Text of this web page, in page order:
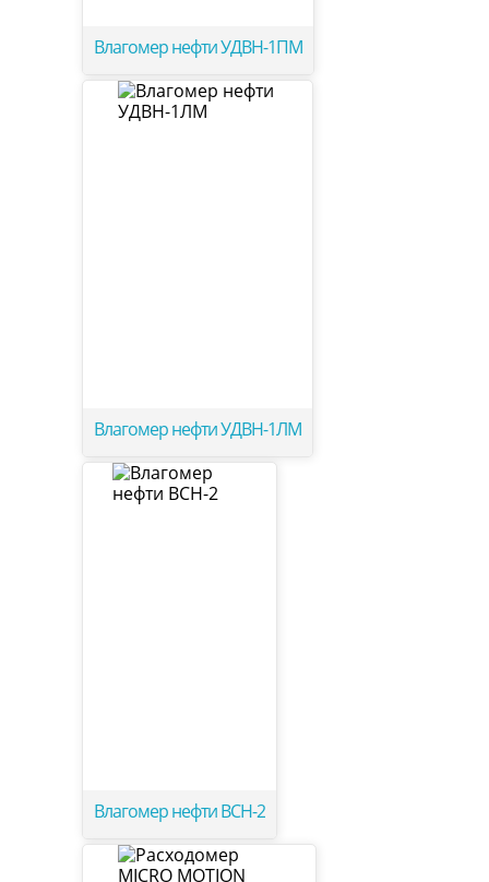
Влагомер нефти УДВН-1ПМ
Влагомер нефти УДВН-1ЛМ
Влагомер нефти ВСН-2